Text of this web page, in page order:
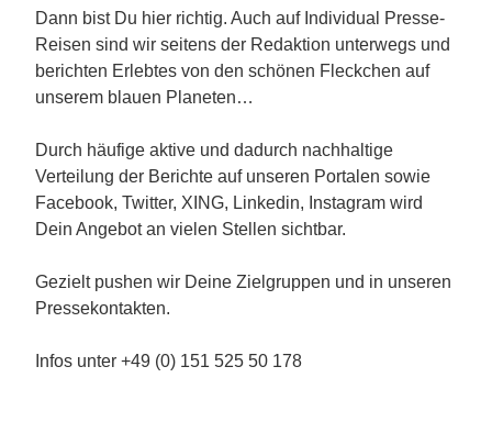
Dann bist Du hier richtig. Auch auf Individual Presse-
Reisen sind wir seitens der Redaktion unterwegs und
berichten Erlebtes von den schönen Fleckchen auf
unserem blauen Planeten…
Durch häufige aktive und dadurch nachhaltige
Verteilung der Berichte auf unseren Portalen sowie
Facebook, Twitter, XING, Linkedin, Instagram wird
Dein Angebot an vielen Stellen sichtbar.
Gezielt pushen wir Deine Zielgruppen und in unseren
Pressekontakten.
Infos unter +49 (0) 151 525 50 178